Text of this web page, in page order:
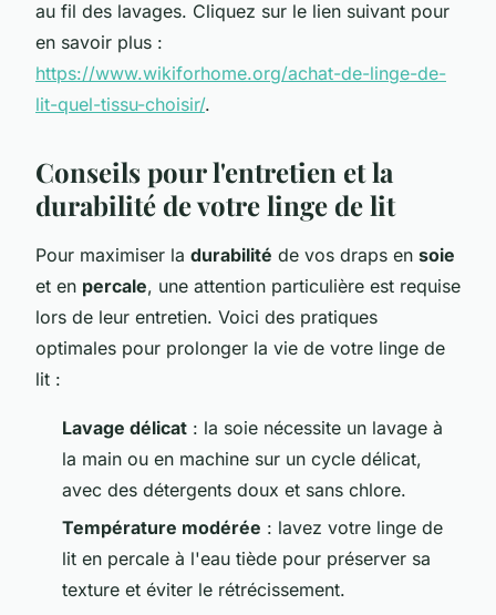
au fil des lavages. Cliquez sur le lien suivant pour
en savoir plus :
https://www.wikiforhome.org/achat-de-linge-de-
lit-quel-tissu-choisir/.
Conseils pour l'entretien et la
durabilité de votre linge de lit
Pour maximiser la durabilité de vos draps en soie
et en percale, une attention particulière est requise
lors de leur entretien. Voici des pratiques
optimales pour prolonger la vie de votre linge de
lit :
Lavage délicat : la soie nécessite un lavage à
la main ou en machine sur un cycle délicat,
avec des détergents doux et sans chlore.
Température modérée : lavez votre linge de
lit en percale à l'eau tiède pour préserver sa
texture et éviter le rétrécissement.